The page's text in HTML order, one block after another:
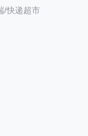
/快递超市